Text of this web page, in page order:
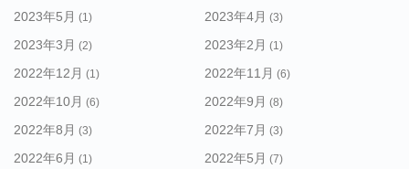
2023年5月 (1) 2023年4月 (3)
2023年3月 (2) 2023年2月 (1)
2022年12月 (1) 2022年11月 (6)
2022年10月 (6) 2022年9月 (8)
2022年8月 (3) 2022年7月 (3)
2022年6月 (1) 2022年5月 (7)